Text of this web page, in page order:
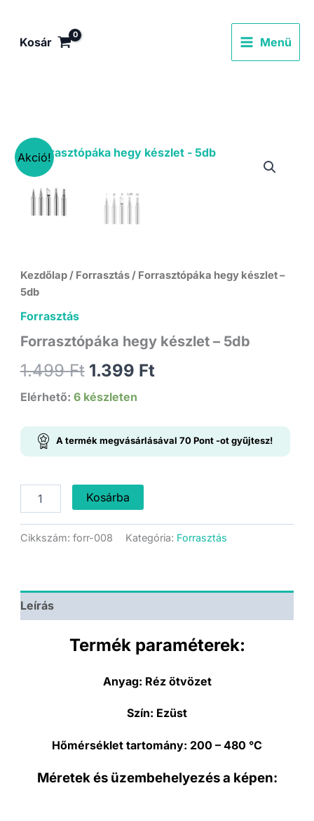
content
Kosár Menü
Akció!
Kezdőlap/ Forrasztás/ Forrasztópáka hegy készlet –
5db
Forrasztás
Forrasztópáka hegy készlet – 5db
1.499Ft Original
price
was:
1.499 Ft.
1.399 FtCurrent
is:
1.399 Ft.
Elérhető: 6 készleten
A termék megvásárlásával 70Pont-ot gyűjtesz!
hegy
-
Kosárba
Cikkszám: forr-008 Kategória: Forrasztás
Leírás
Termék paraméterek:
Anyag: Réz ötvözet
Szín: Ezüst
Hőmérséklet tartomány: 200 – 480 °C
Méretek és üzembehelyezés a képen: